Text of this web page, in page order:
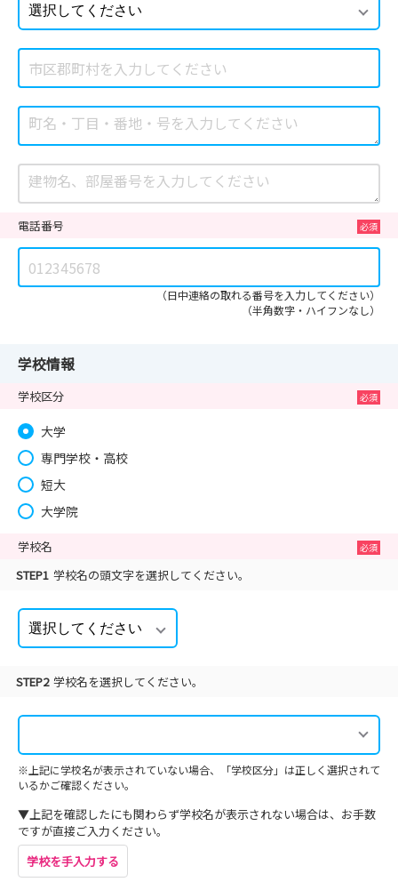
電話番号
（日中連絡の取れる番号を入力してください）
（半角数字・ハイフンなし）
学校情報
学校区分
大学
専門学校・高校
短大
大学院
学校名
STEP1 学校名の頭文字を選択してください。
STEP2 学校名を選択してください。
※上記に学校名が表示されていない場合、「学校区分」は正しく選択されて
いるかご確認ください。
▼上記を確認したにも関わらず学校名が表示されない場合は、お手数
ですが直接ご入力ください。
学校を手入力する